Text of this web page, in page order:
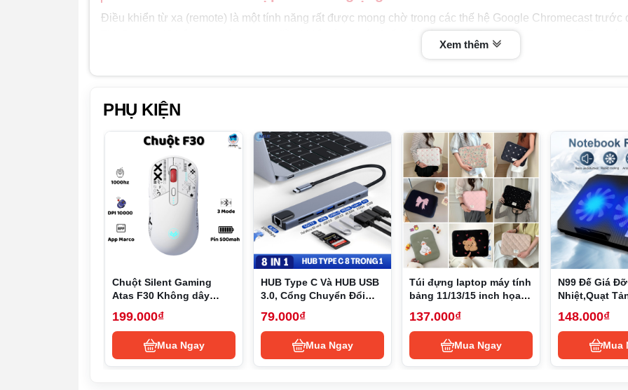
Điều khiển từ xa (remote) là một tính năng rất được mong chờ trong các thế hệ Google Chromecast
TV. Google đã bổ sung một remote điều khiển từ xa với thiết kế nhỏ gọn sử dụng cả Bluetooth và IR,
soundbar dùng để tăng giảm âm lượng (chỉ hỗ trợ một số TV và Soundbar).
dàng tìm kiếm nội dung mình cần một cách nhanh chóng và thuận tiện nhất.
Trên remote có nút âm lượng dễ dàng điều chỉnh âm thanh theo các mức độ tăng, giảm hoặc tắt tiếng
Remote cũng được tích hợp nút để truy cập nhanh Netflix và đặc biệt không thể thiếu là Youtube.
Thiết lập dễ dàng
Giống như Chromecast. Google thường thiết kế thiết bị hướng đối tượng rất trực quan và dễ dàng sử
Chromecast with Google TV có sẵn một đầu HDMI ngắn và cố định. Cấp nguồn bằng cáp USB-C dùng
cổng USB của TV hoặc sử dụng nguồn có sẵn được tặng kèm. Với sự gọn nhẹ này bạn hoàn toàn có thể
thẩm mỹ cao.
Thiết Bị Chromecast With Google Tv
Xem thêm
PHỤ KIỆN
Chuột Silent Gaming
Atas F30 Không dây
dụng liên tục 50h - Có
app Marco
199.000₫
Mua Ngay
HUB Type C Và HUB USB
3.0, Cổng Chuyển Đổi
to HDMI,USB 3.0, SD,
TF,RJ45, PD Type-C
79.000₫
Mua Ngay
Túi đựng laptop máy tính
bảng 11/13/15 inch họa
cách Hàn Quốc
137.000₫
Mua Ngay
N99 Đế Giá
Nhiệt,Quạt
Nhiệt Cho
2 USB
148.000₫
Mua